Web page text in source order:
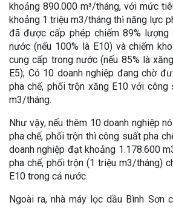
khoảng 890.000 m³/tháng, với mức
khoảng 1 triệu m3/tháng thì năng lực
đã được cấp phép chiếm 89% lượng
nước (nếu 100% là E10) và chiếm
cung cấp trong nước (nếu 85% là
E5); Có 10 doanh nghiệp đang chờ
pha chế, phối trộn xăng E10 với công
m3/tháng.
Như vậy, nếu thêm 10 doanh nghiệp
pha chế, phối trộn thì công suất pha
doanh nghiệp đạt khoảng 1.178.600
pha chế, phối trộn (1 triệu m3/tháng)
E10 trong cả nước.
Ngoài ra, nhà máy lọc dầu Bình Sơn